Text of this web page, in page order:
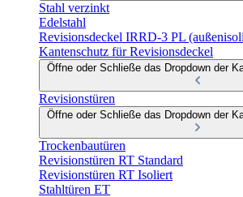
Stahl verzinkt
Edelstahl
Revisionsdeckel IRRD-3 PL
Kantenschutz für Revisionsdeckel
Öffne oder Schließe das Dropdown der
Revisionstüren
Öffne oder Schließe das Dropdown der
Trockenbautüren
Revisionstüren RT Standard
Revisionstüren RT Isoliert
Stahltüren ET